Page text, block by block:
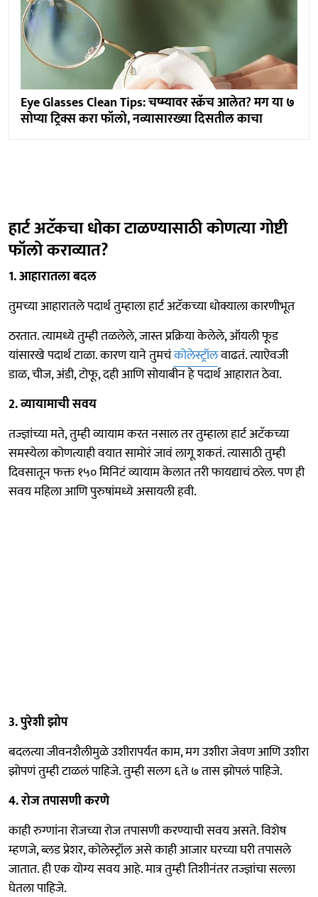
Eye Glasses Clean Tips: चष्म्यावर स्क्रॅच आलेत? मग या ७
सोप्या ट्रिक्स करा फॉलो, नव्यासारख्या दिसतील काचा
हार्ट अटॅकचा धोका टाळण्यासाठी कोणत्या गोष्टी
फॉलो कराव्यात?
1. आहारातला बदल
तुमच्या आहारातले पदार्थ तुम्हाला हार्ट अटॅकच्या धोक्याला कारणीभूत
ठरतात. त्यामध्ये तुम्ही तळलेले, जास्त प्रक्रिया केलेले, ऑयली फूड
यांसारखे पदार्थ टाळा. कारण याने तुमचंकोलेस्ट्रॉलवाढतं. त्याऐवजी
डाळ, चीज, अंडी, टोफू, दही आणि सोयाबीन हे पदार्थ आहारात ठेवा.
2. व्यायामाची सवय
तज्ज्ञांच्या मते, तुम्ही व्यायाम करत नसाल तर तुम्हाला हार्ट अटॅकच्या
समस्येला कोणत्याही वयात सामोरं जावं लागू शकतं. त्यासाठी तुम्ही
दिवसातून फक्त १५० मिनिटं व्यायाम केलात तरी फायद्याचं ठरेल. पण ही
सवय महिला आणि पुरुषांमध्ये असायली हवी.
3. पुरेशी झोप
बदलत्या जीवनशैलीमुळे उशीरापर्यंत काम, मग उशीरा जेवण आणि उशीरा
झोपणं तुम्ही टाळलं पाहिजे. तुम्ही सलग ६ते ७ तास झोपलं पाहिजे.
4. रोज तपासणी करणे
काही रुग्णांना रोजच्या रोज तपासणी करण्याची सवय असते. विशेष
म्हणजे, ब्लड प्रेशर, कोलेस्ट्रॉल असे काही आजार घरच्या घरी तपासले
जातात. ही एक योग्य सवय आहे. मात्र तुम्ही तिशीनंतर तज्ज्ञांचा सल्ला
घेतला पाहिजे.